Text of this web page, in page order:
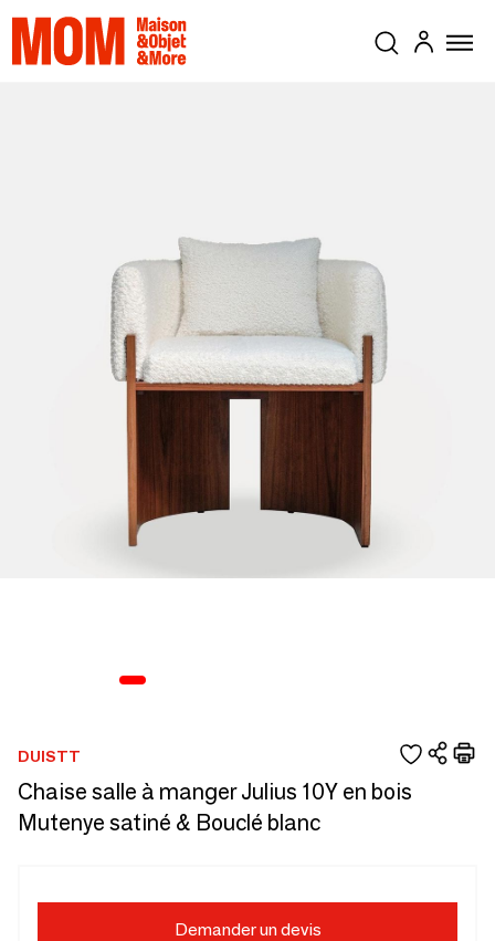
DUISTT
Chaise salle à manger Julius 10Y en bois
Mutenye satiné & Bouclé blanc
Demander un devis